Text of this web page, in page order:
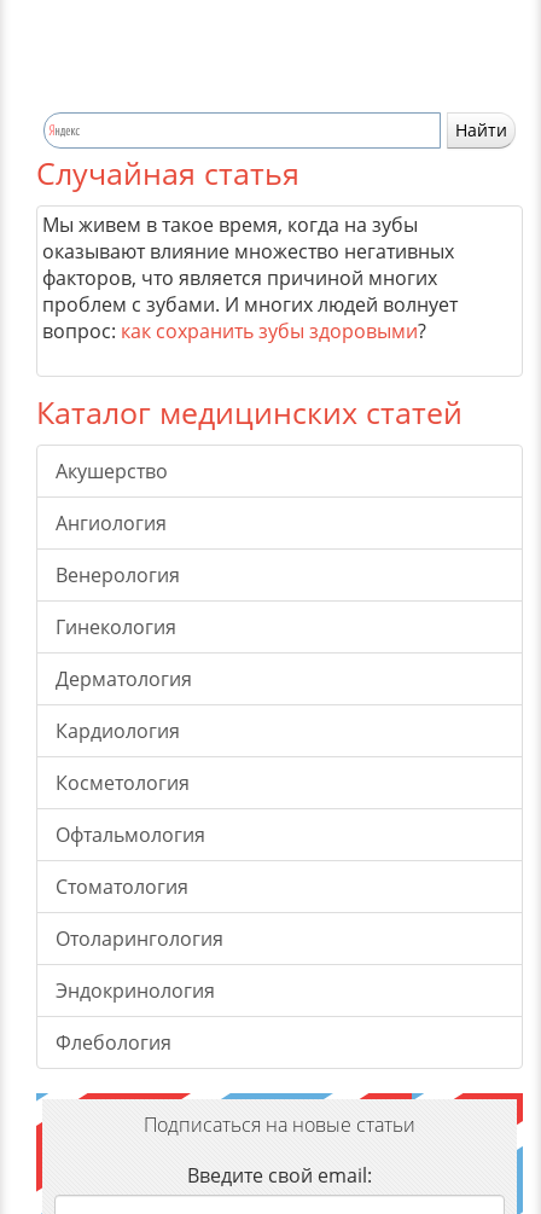
Случайная статья
Мы живем в такое время, когда на зубы
оказывают влияние множество негативных
факторов, что является причиной многих
проблем с зубами. И многих людей волнует
вопрос: как сохранить зубы здоровыми?
Каталог медицинских статей
Акушерство
Ангиология
Венерология
Гинекология
Дерматология
Кардиология
Косметология
Офтальмология
Стоматология
Отоларингология
Эндокринология
Флебология
Подписаться на новые статьи
Введите свой email: